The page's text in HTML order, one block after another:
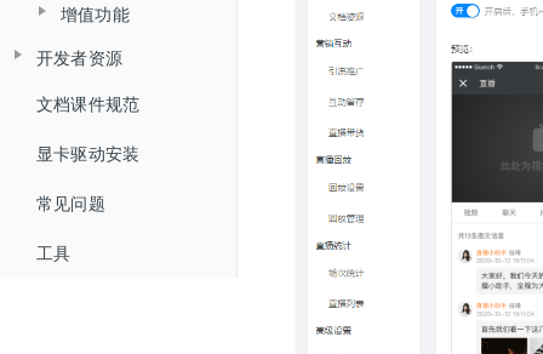
主持人网页
观看移动H5页面
连麦
打卡
抽奖
问卷
随堂测
增值功能
低延迟直播
美颜
开发者资源
Live API 开发指南
概述
HTTP接口
WEB SDK 开发指南
文档课件规范
显卡驱动安装
常见问题
工具